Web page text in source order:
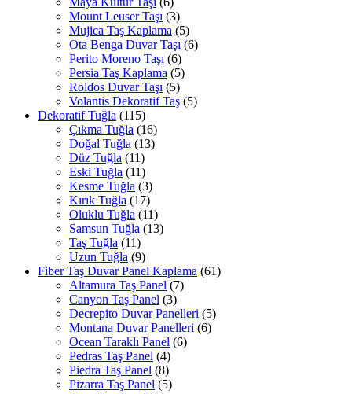
Mount Leuser Taşı (3)
Mujica Taş Kaplama (5)
Ota Benga Duvar Taşı (6)
Perito Moreno Taşı (6)
Persia Taş Kaplama (5)
Roldos Duvar Taşı (5)
Volantis Dekoratif Taş (5)
Dekoratif Tuğla (115)
Çıkma Tuğla (16)
Doğal Tuğla (13)
Düz Tuğla (11)
Eski Tuğla (11)
Kesme Tuğla (3)
Kırık Tuğla (17)
Oluklu Tuğla (11)
Samsun Tuğla (13)
Taş Tuğla (11)
Uzun Tuğla (9)
Fiber Taş Duvar Panel Kaplama (61)
Altamura Taş Panel (7)
Canyon Taş Panel (3)
Decrepito Duvar Panelleri (5)
Montana Duvar Panelleri (6)
Ocean Taraklı Panel (6)
Pedras Taş Panel (4)
Piedra Taş Panel (8)
Pizarra Taş Panel (5)